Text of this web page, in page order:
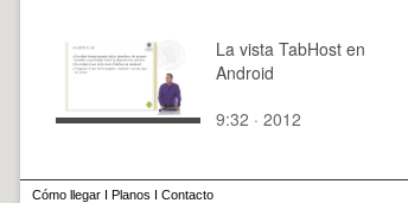
La vista TabHost en
Android
9:32 · 2012
Cómo llegar I Planos I Contacto